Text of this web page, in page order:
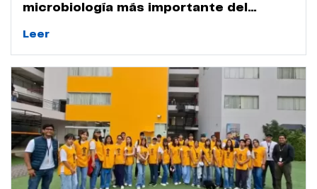
microbiología más importante del
Leer